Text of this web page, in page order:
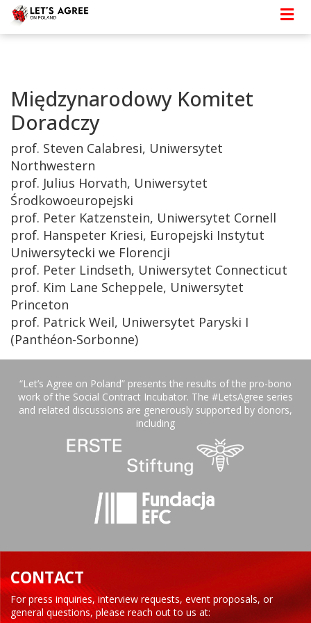
Strona główna
> Międzynarodowy
Komitet Doradczy
Międzynarodowy Komitet
Doradczy
prof. Steven Calabresi, Uniwersytet
Northwestern
prof. Julius Horvath, Uniwersytet
Środkowoeuropejski
prof. Peter Katzenstein, Uniwersytet Cornell
prof. Hanspeter Kriesi, Europejski Instytut
Uniwersytecki we Florencji
prof. Peter Lindseth, Uniwersytet Connecticut
prof. Kim Lane Scheppele, Uniwersytet
Princeton
prof. Patrick Weil, Uniwersytet Paryski I
(Panthéon-Sorbonne)
“Let’s Agree on Poland” presents the results of the pro-bono
work of the Social Contract Incubator. The #LetsAgree series
and related discussions are generously supported by donors,
including
CONTACT
For press inquiries, interview requests, event proposals, or
general questions, please reach out to us at: